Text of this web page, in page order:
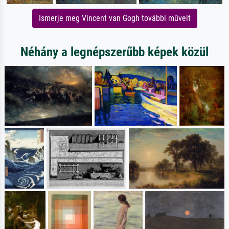
Ismerje meg Vincent van Gogh további műveit
Néhány a legnépszerűbb képek közül